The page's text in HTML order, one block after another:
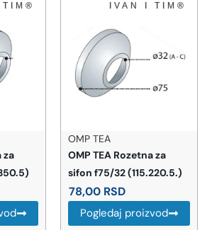
za
OMP TEA
OMP TEA Rozetna za
sifon f75/32 (115.220.5.)
78,00 RSD
Pogledaj proizvod